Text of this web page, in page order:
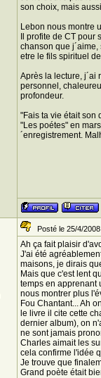
son choix, mais
Lebon nous montre
Il profite de CT
chanson que j´aime,
etre le fils spirituel
Après la lecture, j´ai
personnel,
profondeur.
"Fais ta vie était son
"Les poétes" en
´enregistrement.
Posté le 25/4/
Ah ça fait plaisir
J'ai été
maisons, je dirais
Mais que c'est lent
temps en apprenant
nous montrer plus
Fou Chantant... Ah
le livre il cite cette
dernier album), on
ne sont jamais
Charles aimait les
cela confirme l'idée
Je trouve que
Grand poète était